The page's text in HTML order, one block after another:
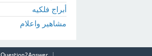
أبراج فلكيه
مشاهير واعلام